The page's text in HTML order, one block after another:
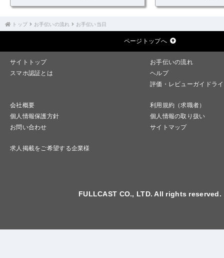
トップ お手伝いの流れ お手伝い当日
ページトップへ
サイトトップ
お手伝いの流れ
スマホ認証とは
ヘルプ
評価・レビューガイドラ
会社概要
利用規約（求職者）
個人情報保護方針
個人情報の取り扱い
お問い合わせ
サイトマップ
求人掲載をご希望する企業様
FULLCAST CO., LTD. All rights reserved.